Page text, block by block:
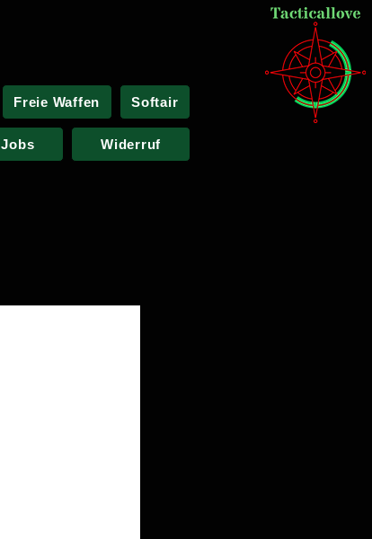
Freie Waffen Softair
Jobs Widerruf